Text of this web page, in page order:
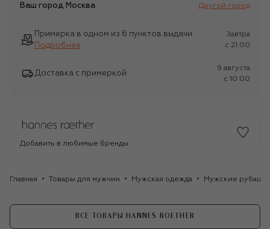
Ваш город Москва Другой город
Примерка в одном из 6 пунктов выдачи
Подробнее
Завтра
c 21:00
Доставка с примеркой
9 августа
c 10:00
Добавить в любимые бренды
Главная Товары для мужчин Мужская одежда Мужские
ВСЕ ТОВАРЫ HANNES ROETHER